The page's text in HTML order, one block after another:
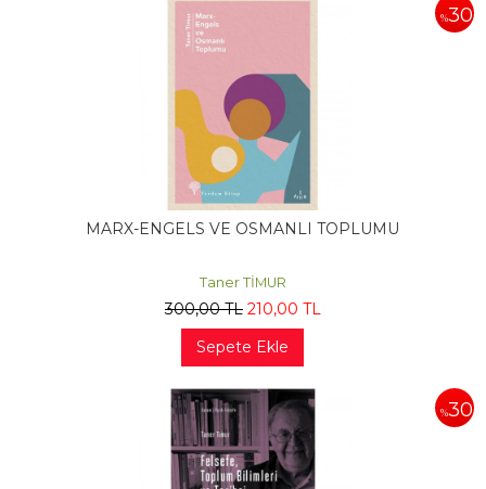
%30
MARX-ENGELS VE OSMANLI TOPLUMU
Taner TİMUR
300,00TL 210,00 TL
Sepete Ekle
%30